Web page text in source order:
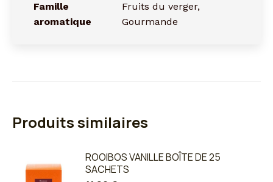
Famille
aromatique
Fruits du verger,
Gourmande
Produits similaires
ROOIBOS VANILLE BOÎTE DE 25
SACHETS